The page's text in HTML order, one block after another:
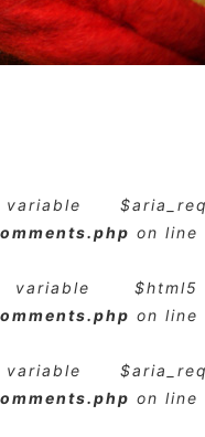
on line
variable
on line
on line